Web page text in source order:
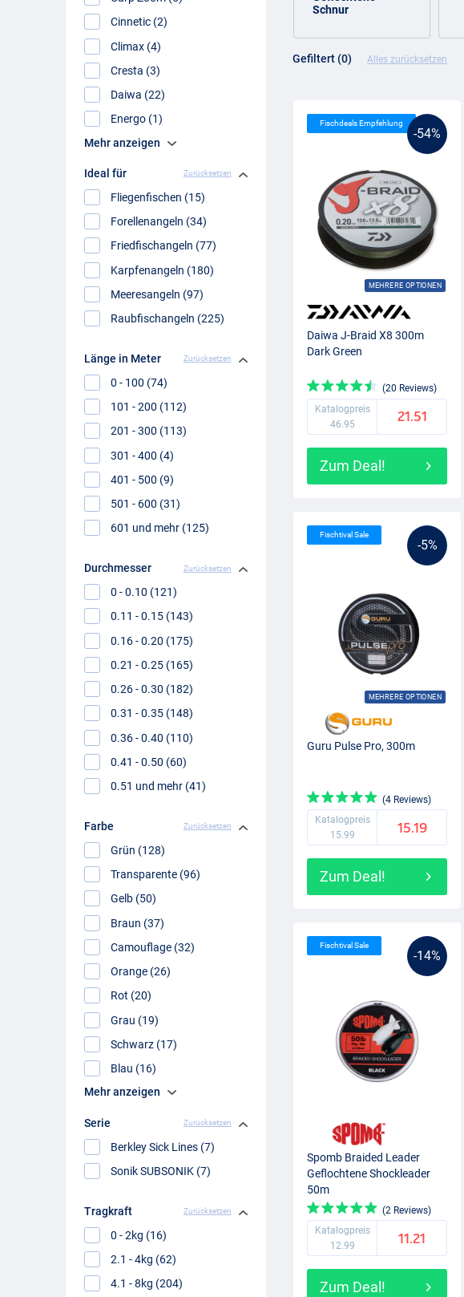
Cinnetic (2)
Climax (4)
Cresta (3)
Daiwa (22)
Energo (1)
Mehr anzeigen
Ideal für Zurücksetzen
Fliegenfischen (15)
Forellenangeln (34)
Friedfischangeln (77)
Karpfenangeln (180)
Meeresangeln (97)
Raubfischangeln (225)
Länge in Meter Zurücksetzen
0 - 100 (74)
101 - 200 (112)
201 - 300 (113)
301 - 400 (4)
401 - 500 (9)
501 - 600 (31)
601 und mehr (125)
Durchmesser Zurücksetzen
0 - 0.10 (121)
0.11 - 0.15 (143)
0.16 - 0.20 (175)
0.21 - 0.25 (165)
0.26 - 0.30 (182)
0.31 - 0.35 (148)
0.36 - 0.40 (110)
0.41 - 0.50 (60)
0.51 und mehr (41)
Farbe Zurücksetzen
Grün (128)
Transparente (96)
Gelb (50)
Braun (37)
Camouflage (32)
Orange (26)
Rot (20)
Grau (19)
Schwarz (17)
Blau (16)
Mehr anzeigen
Serie Zurücksetzen
Berkley Sick Lines (7)
Sonik SUBSONIK (7)
Tragkraft Zurücksetzen
0 - 2kg (16)
2.1 - 4kg (62)
4.1 - 8kg (204)
Schnur
Gefiltert (0) Alles zurücksetzen
-54%
MEHRERE OPTIONEN
Fischdeals Empfehlung
Daiwa J-Braid X8 300m
Dark Green
(20 Reviews)
Katalogpreis
46.95
21.51
Zum Deal!
-5%
MEHRERE OPTIONEN
Fischtival Sale
Guru Pulse Pro, 300m
(4 Reviews)
Katalogpreis
15.99
15.19
Zum Deal!
-14%
Fischtival Sale
Spomb Braided Leader
Geflochtene Shockleader
50m
(2 Reviews)
Katalogpreis
12.99
11.21
Zum Deal!